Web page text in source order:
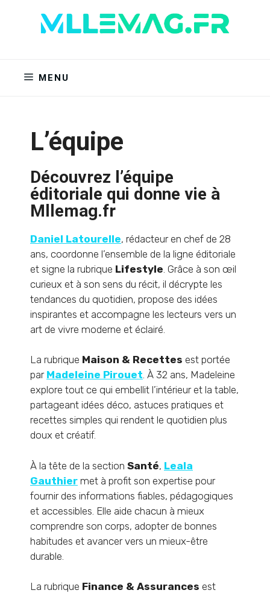
MENU
L’équipe
Découvrez l’équipe
éditoriale qui donne vie à
Mllemag.fr
Daniel Latourelle, rédacteur en chef de 28
ans, coordonne l’ensemble de la ligne éditoriale
et signe la rubrique Lifestyle . Grâce à son œil
curieux et à son sens du récit, il décrypte les
tendances du quotidien, propose des idées
inspirantes et accompagne les lecteurs vers un
art de vivre moderne et éclairé.
La rubrique Maison & Recettes est portée
par Madeleine Pirouet. À 32 ans, Madeleine
explore tout ce qui embellit l’intérieur et la table,
partageant idées déco, astuces pratiques et
recettes simples qui rendent le quotidien plus
doux et créatif.
À la tête de la section Santé, Leala
Gauthier met à profit son expertise pour
fournir des informations fiables, pédagogiques
et accessibles. Elle aide chacun à mieux
comprendre son corps, adopter de bonnes
habitudes et avancer vers un mieux-être
durable.
La rubrique Finance & Assurances est